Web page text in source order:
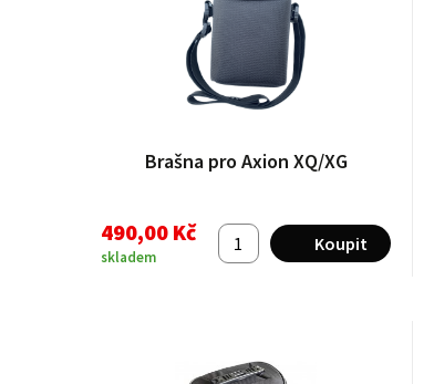
Brašna pro Axion XQ/XG
490,00 Kč
skladem